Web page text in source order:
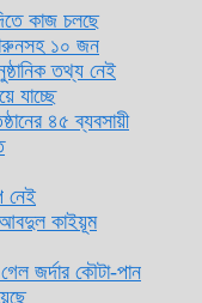
কাজ চলছে
হারুনসহ ১০ জন
তথ্য নেই
যাচ্ছে
৪৫ ব্যবসায়ী
নেই
আবদুল কাইয়ূম
জর্দার কৌটা-পান